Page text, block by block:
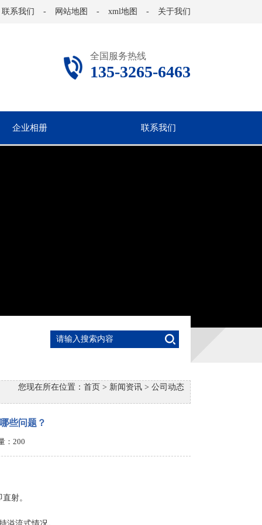
联系我们 - 网站地图 - xml地图 - 关于我们
全国服务热线
135-3265-6463
企业相册 联系我们
您现在所在位置： 首页 > 新闻资讯 > 公司动态
些问题？
： 200
射。